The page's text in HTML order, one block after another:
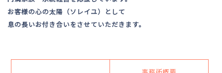
お客様の心の太陽（ソレイユ）として
息の長いお付き合いをさせていただきます。